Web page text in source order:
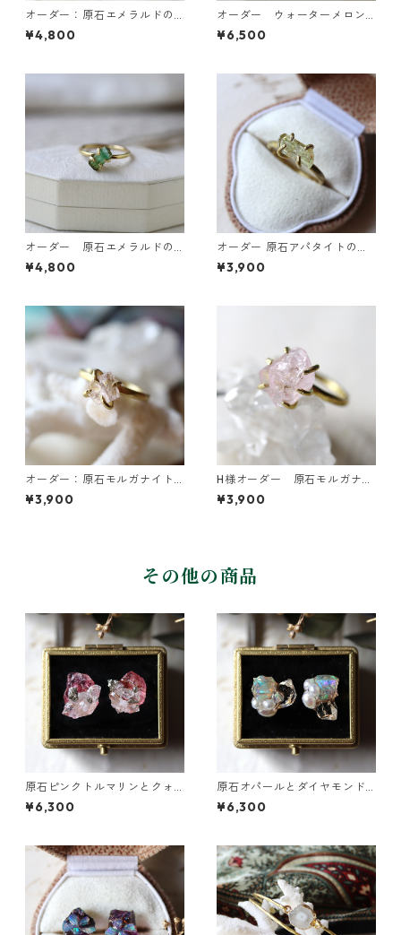
オーダー：原石エメラルドの
イヤーカフ/リング
¥4,800
オーダー ウォーターメロン
トルマリンのピアス・デュモ
ルチライトインクォーツのリ
¥6,500
オーダー 原石エメラルドの
リング
¥4,800
オーダー 原石アパタイトのイ
ヤーカフ/リング
¥3,900
オーダー：原石モルガナイト
のイヤーカフ
¥3,900
H様オーダー 原石モルガナイ
トのイヤーカフ
¥3,900
その他の商品
原石ピンクトルマリンとクォ
ーツのプチピアス
¥6,300
原石オパールとダイヤモンド
クォーツのプチピアス
¥6,300